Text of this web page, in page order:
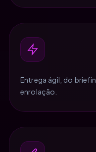
Entrega ágil, do
enrolação.